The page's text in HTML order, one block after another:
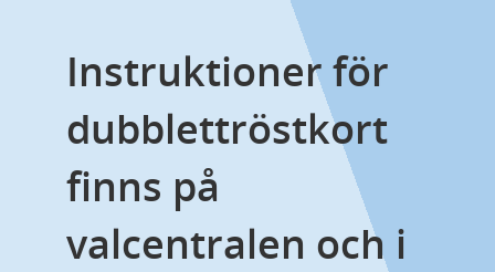
Instruktioner för
dubblettröstkort
finns på
valcentralen och i